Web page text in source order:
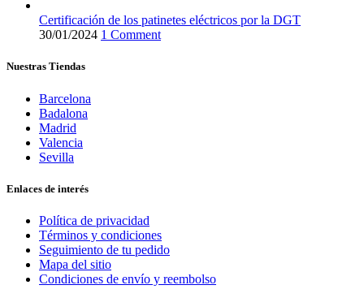
Certificación de los patinetes eléctricos por la DGT
30/01/2024 1 Comment
Nuestras Tiendas
Barcelona
Badalona
Madrid
Valencia
Sevilla
Enlaces de interés
Política de privacidad
Términos y condiciones
Seguimiento de tu pedido
Mapa del sitio
Condiciones de envío y reembolso